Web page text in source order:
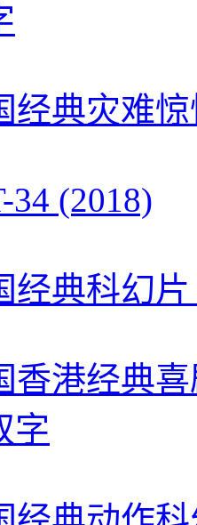
经典灾难
34 (2018)
经典科幻
香港经典
字